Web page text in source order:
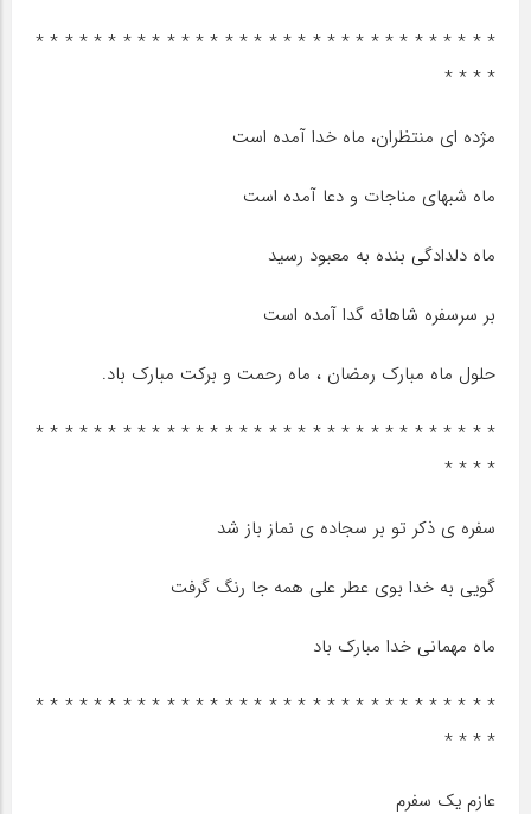
* * * * * * * * * * * * * * * * * * * * * * * * * * * * * * * *
* * * *
مژده ای منتظران، ماه خدا آمده است
ماه شبهای مناجات و دعا آمده است
ماه دلدادگی بنده به معبود رسید
بر سرسفره شاهانه گدا آمده است
حلول ماه مبارک رمضان ، ماه رحمت و برکت مبارک باد.
* * * * * * * * * * * * * * * * * * * * * * * * * * * * * * * *
* * * *
سفره ی ذکر تو بر سجاده ی نماز باز شد
گویی به خدا بوی عطر علی همه جا رنگ گرفت
ماه مهمانی خدا مبارک باد
* * * * * * * * * * * * * * * * * * * * * * * * * * * * * * * *
* * * *
عازم یک سفرم